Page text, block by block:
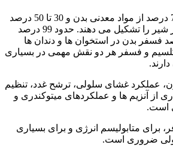
کلسیم و فسفر حدود 70 درصد از مواد معدنی بدن و 30 تا 50 درصد
از مواد معدنی موجود در شیر را تشکیل می دهند. حدود 99 درصد
و بیش از 80 درصد فسفر بدن در استخوان ها و دندان ها
کلسیم و فسفر هر دو نقش مهمی در بسیاری
عملکرد غشای سلولی، ترشح غدد، تنظیم
از آنزیم ها و عملکردهای میتوکندری و
است.
برای متابولیسم انرژی و برای بسیاری
ضروری است.